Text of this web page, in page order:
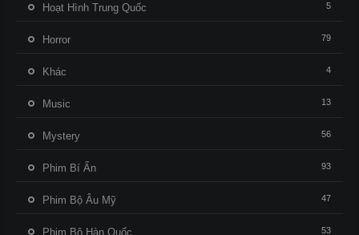
Hoạt Hình Trung Quốc 5
Horror 79
Khác 4
Music 13
Mystery 56
Phim Bí Ẩn 93
Phim Bộ Âu Mỹ 47
Phim Bộ Hàn Quốc 53